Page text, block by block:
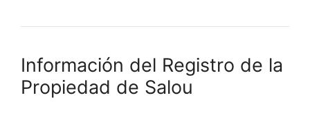
Información del Registro de la
Propiedad de Salou